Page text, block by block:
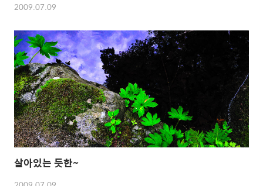
2009.07.09
살아있는 듯한~